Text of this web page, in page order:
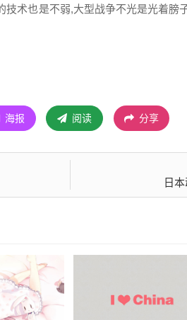
术也是不弱,大型战争不光是光着膀
海报 阅读 分享
日